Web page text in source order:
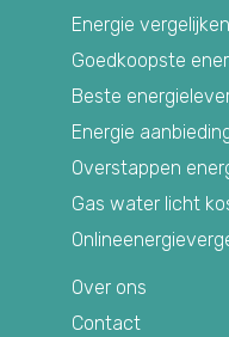
Energie vergelijken
Goedkoopste
Beste
Energie
Overstappen
Gas water licht
Over ons
Contact